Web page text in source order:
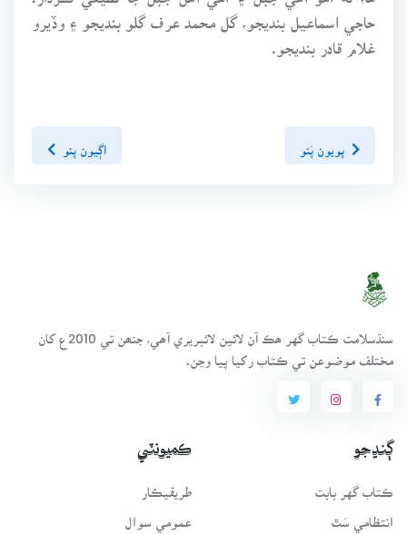
حاجي اسماعيل بنديجو، گل محمد عرف گلو بنديجو ۽ وڏيرو
غلام قادر بنديجو.
اڳيون پنو
سنڌسلامت ڪتاب گهر ھڪ آن لائين لائبريري آھي، جنھن تي 2010ع کان
مختلف موضوعن تي ڪتاب رکيا پيا وڃن.
ڳنڍجو
ڪتاب گهر بابت
انتظامي سَٿ
ڪميونٽي
طريقيڪار
عمومي سوال